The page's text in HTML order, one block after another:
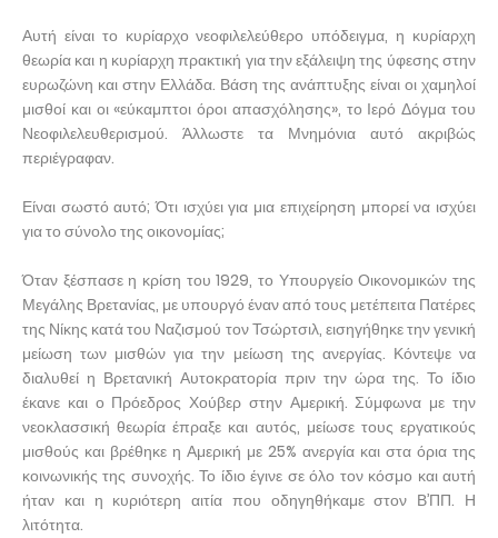
Αυτή είναι το κυρίαρχο νεοφιλελεύθερο υπόδειγμα, η κυρίαρχη
θεωρία και η κυρίαρχη πρακτική για την εξάλειψη της ύφεσης στην
ευρωζώνη και στην Ελλάδα. Βάση της ανάπτυξης είναι οι χαμηλοί
μισθοί και οι «εύκαμπτοι όροι απασχόλησης», το Ιερό Δόγμα του
Νεοφιλελευθερισμού. Άλλωστε τα Μνημόνια αυτό ακριβώς
περιέγραφαν.
Είναι σωστό αυτό; Ότι ισχύει για μια επιχείρηση μπορεί να ισχύει
για το σύνολο της οικονομίας;
Όταν ξέσπασε η κρίση του 1929, το Υπουργείο Οικονομικών της
Μεγάλης Βρετανίας, με υπουργό έναν από τους μετέπειτα Πατέρες
της Νίκης κατά του Ναζισμού τον Τσώρτσιλ, εισηγήθηκε την γενική
μείωση των μισθών για την μείωση της ανεργίας. Κόντεψε να
διαλυθεί η Βρετανική Αυτοκρατορία πριν την ώρα της. Το ίδιο
έκανε και ο Πρόεδρος Χούβερ στην Αμερική. Σύμφωνα με την
νεοκλασσική θεωρία έπραξε και αυτός, μείωσε τους εργατικούς
μισθούς και βρέθηκε η Αμερική με 25% ανεργία και στα όρια της
κοινωνικής της συνοχής. Το ίδιο έγινε σε όλο τον κόσμο και αυτή
ήταν και η κυριότερη αιτία που οδηγηθήκαμε στον Β’ΠΠ. Η
λιτότητα.